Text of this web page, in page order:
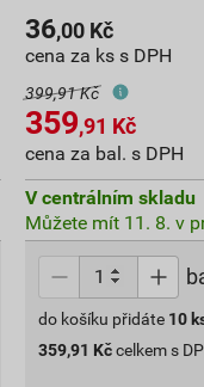
36,00Kč
cena za ks s DPH
399,91 Kč
359,91 Kč
cena za bal. s DPH
V centrálním skladu
Můžete mít 11. 8. v
do košíku přidáte 10
359,91 Kč celkem s